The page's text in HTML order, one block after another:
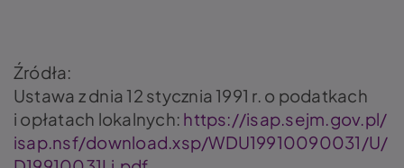
Źródła:
Ustawa z dnia 12 stycznia 1991 r. o podatkach
i opłatach lokalnych: https://isap.sejm.gov.pl/
isap.nsf/download.xsp/WDU19910090031/U/